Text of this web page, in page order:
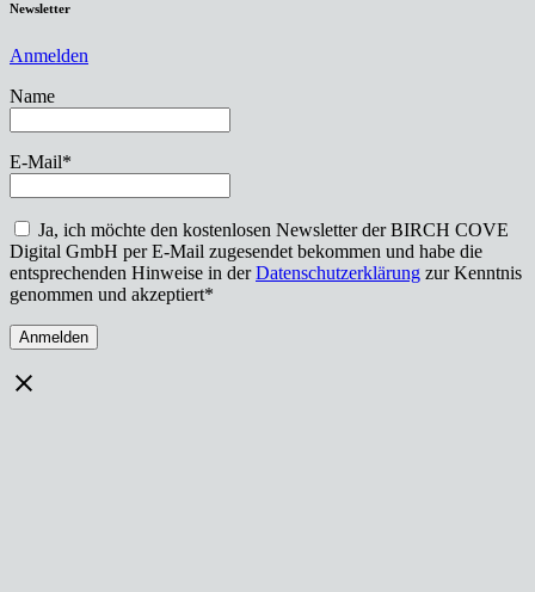
Newsletter
Anmelden
Name
E-Mail*
Ja, ich möchte den kostenlosen Newsletter der BIRCH COVE
Digital GmbH per E-Mail zugesendet bekommen und habe die
entsprechenden Hinweise in derDatenschutzerklärung zur Kenntnis
genommen und akzeptiert*
Anmelden